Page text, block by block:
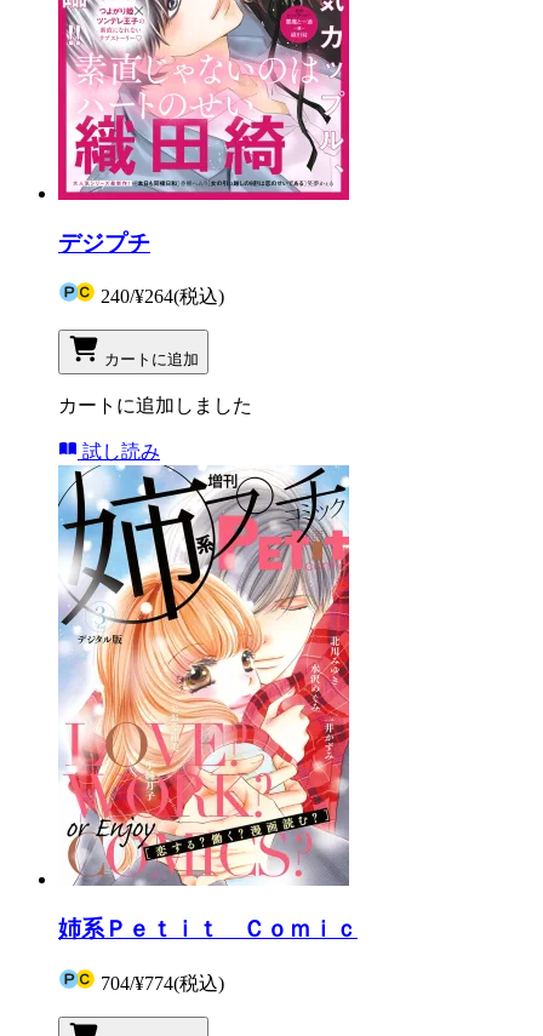
デジプチ
240/¥264(税込)
カートに追加
カートに追加しました
試し読み
姉系Ｐｅｔｉｔ Ｃｏｍｉｃ
704/¥774(税込)